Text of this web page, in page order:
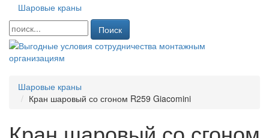
Шаровые краны
Поиск
Шаровые краны
Кран шаровый со сгоном R259 Giacomini